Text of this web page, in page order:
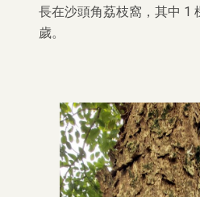
長在沙頭角荔枝窩，其中 1
歲。